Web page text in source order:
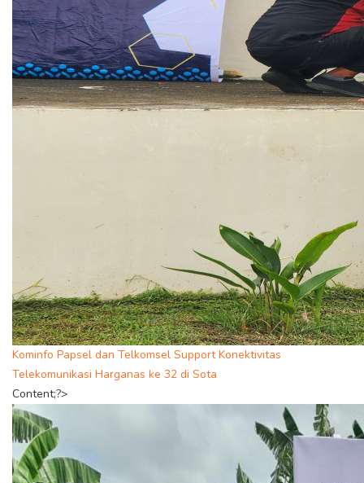
Kominfo Papsel dan Telkomsel Support Konektivitas
Telekomunikasi Harganas ke 32 di Sota
Content;?>